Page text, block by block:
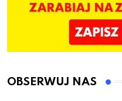
OBSERWUJ NAS